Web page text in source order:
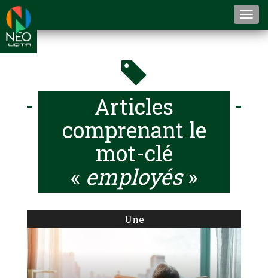
Articles
comprenant le
mot-clé
« employés»
Une